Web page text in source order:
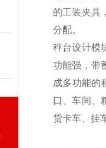
的工装夹具
分配。
秤台设计模
功能强，带
成多功能的
口、车间、
货卡车、挂